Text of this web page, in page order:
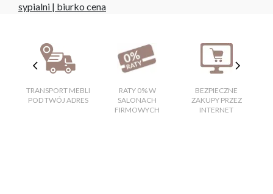
sypialni | biurko cena
TRANSPORT MEBLI
POD TWÓJ ADRES
RATY 0% W
SALONACH
FIRMOWYCH
BEZPIECZNE
ZAKUPY PRZEZ
INTERNET